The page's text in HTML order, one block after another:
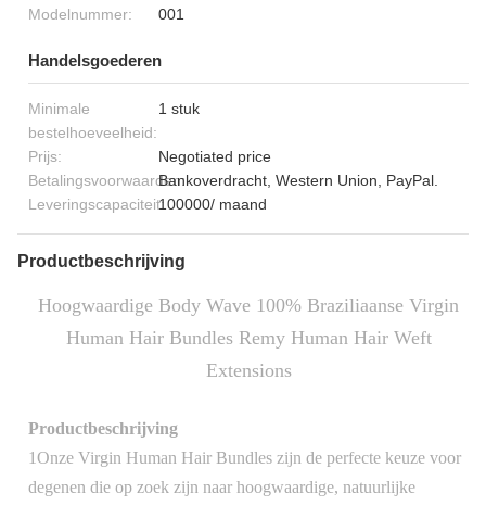
Modelnummer:
001
Handelsgoederen
Minimale
bestelhoeveelheid:
1 stuk
Prijs:
Negotiated price
Betalingsvoorwaarden:Bankoverdracht, Western Union, PayPal.
Leveringscapaciteit:100000/ maand
Productbeschrijving
Hoogwaardige Body Wave 100% Braziliaanse Virgin
Human Hair Bundles Remy Human Hair Weft
Extensions
Productbeschrijving
1Onze Virgin Human Hair Bundles zijn de perfecte keuze voor
degenen die op zoek zijn naar hoogwaardige, natuurlijke